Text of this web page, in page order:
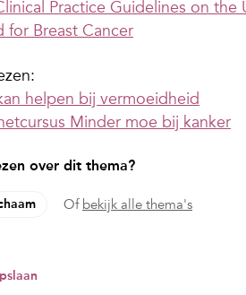
Practice Guidelines on the
for Breast Cancer
helpen bij vermoeidheid
Minder moe bij kanker
over dit thema?
Of bekijk alle thema's